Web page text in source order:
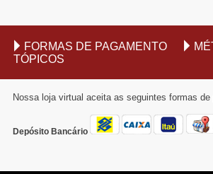
FORMAS DE PAGAMENTO
TÓPICOS
Nossa loja virtual aceita as seguintes formas de
Depósito Bancário